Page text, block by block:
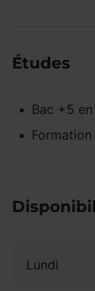
Études
Bac +5 en
Formation
Lundi